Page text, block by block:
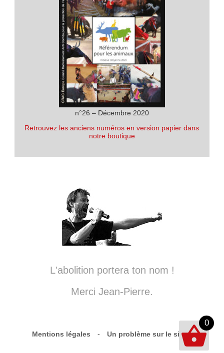
n°26 – Décembre 2020
Retrouvez les anciens numéros en version papier dans
notre boutique
L'abolition portera ton nom !
Merci Jean-Pierre.
Mentions légales - Un problème sur le site ?
0